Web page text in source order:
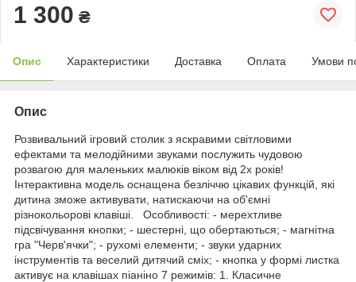
1 300 ₴
Опис Характеристики Доставка Оплата Умови
Опис
Розвивальний ігровий столик з яскравими світловими
ефектами та мелодійними звуками послужить чудовою
розвагою для маленьких малюків віком від 2х років!
Інтерактивна модель оснащена безліччю цікавих функцій, які
дитина зможе активувати, натискаючи на об'ємні
різнокольорові клавіші. Особливості: - мерехтливе
підсвічування кнопки; - шестерні, що обертаються; - магнітна
гра "Черв'ячки"; - рухомі елементи; - звуки ударних
інструментів та веселий дитячий сміх; - кнопка у формі листка
активує на клавішах піаніно 7 режимів: 1. Класичне